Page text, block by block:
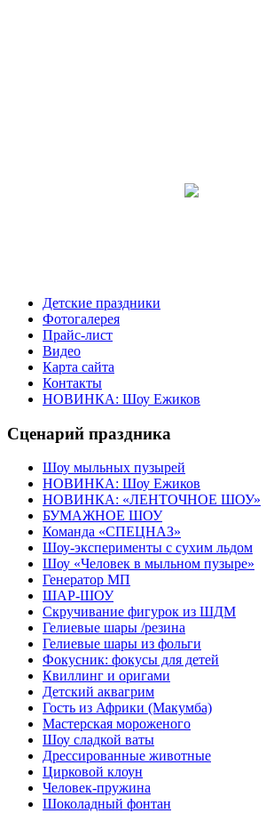
Детские праздники
Фотогалерея
Прайс-лист
Видео
Карта сайта
Контакты
НОВИНКА: Шоу Ежиков
Сценарий праздника
Шоу мыльных пузырей
НОВИНКА: Шоу Ежиков
НОВИНКА: «ЛЕНТОЧНОЕ ШОУ»
БУМАЖНОЕ ШОУ
Команда «СПЕЦНАЗ»
Шоу-эксперименты с сухим льдом
Шоу «Человек в мыльном пузыре»
Генератор МП
ШАР-ШОУ
Скручивание фигурок из ШДМ
Гелиевые шары /резина
Гелиевые шары из фольги
Фокусник: фокусы для детей
Квиллинг и оригами
Детский аквагрим
Гость из Африки (Макумба)
Мастерская мороженого
Шоу сладкой ваты
Дрессированные животные
Цирковой клоун
Человек-пружина
Шоколадный фонтан